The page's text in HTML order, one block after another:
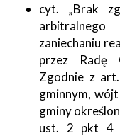
cyt. „Brak
zaniechaniu
przez Radę
Zgodnie z
gminnym,
gminy
ust. 2 pkt 4